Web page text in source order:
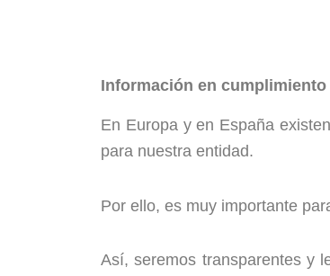
Información en
En Europa y en España
para nuestra entidad.
Por ello, es muy importante
Así, seremos transparentes y